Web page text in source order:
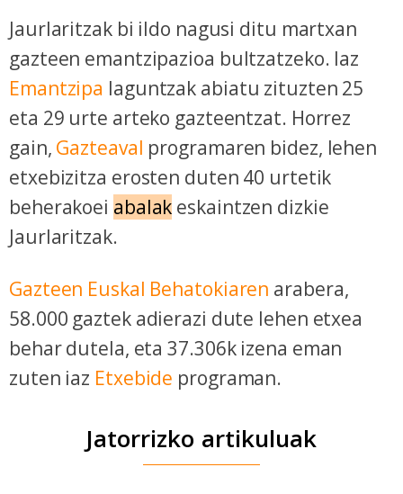
Jaurlaritzak bi ildo nagusi ditu martxan
gazteen emantzipazioa bultzatzeko. Iaz
Emantzipa laguntzak abiatu zituzten 25
eta 29 urte arteko gazteentzat. Horrez
gain, Gazteaval programaren bidez, lehen
etxebizitza erosten duten 40 urtetik
beherakoei abalak eskaintzen dizkie
Jaurlaritzak.
Gazteen Euskal Behatokiaren arabera,
58.000 gaztek adierazi dute lehen etxea
behar dutela, eta 37.306k izena eman
zuten iaz Etxebide programan.
Jatorrizko artikuluak